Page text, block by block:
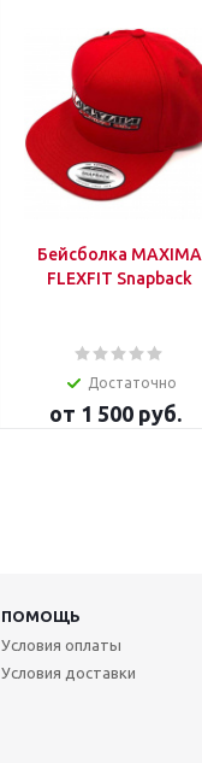
Бейсболка MAXIMA
FLEXFIT Snapback
Достаточно
от 1 500 руб.
ПОМОЩЬ
Условия оплаты
Условия доставки